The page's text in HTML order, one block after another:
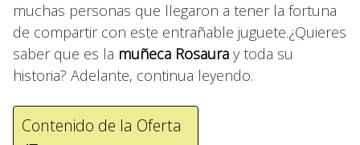
muchas personas que llegaron a tener la fortuna
de compartir con este entrañable juguete.¿Quieres
saber que es la muñeca Rosaura y toda su
historia? Adelante, continua leyendo.
Contenido de la Oferta